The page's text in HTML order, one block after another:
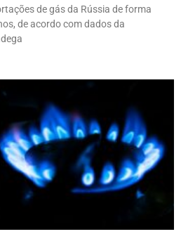
de gás da Rússia de forma
de acordo com dados da